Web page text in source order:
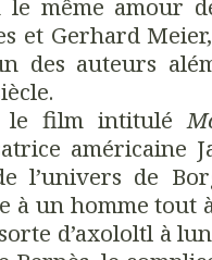
le même amour
et Gerhard
des auteurs
le film intitulé
américaine
l’univers de
à un homme tout
d’axololtl à